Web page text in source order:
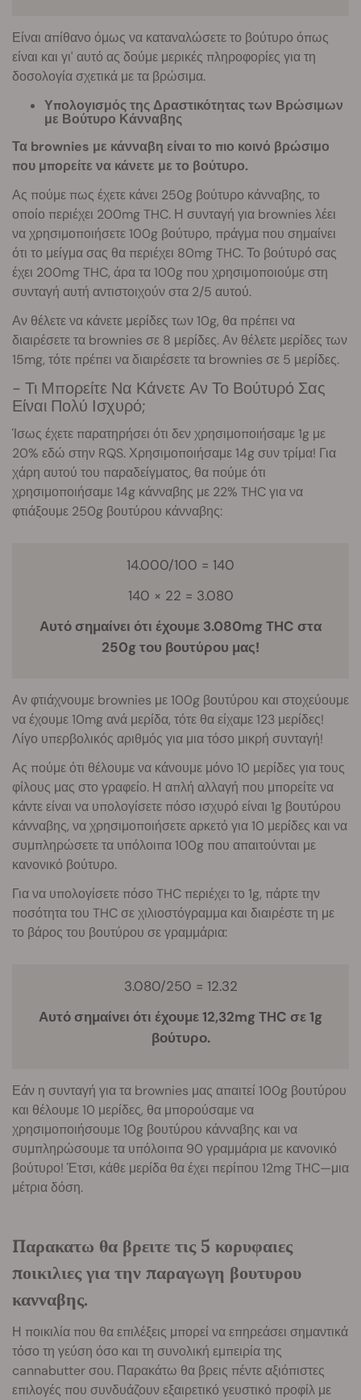
Είναι απίθανο όμως να καταναλώσετε το βούτυρο όπως
είναι και γι' αυτό ας δούμε μερικές πληροφορίες για τη
δοσολογία σχετικά με τα βρώσιμα.
Υπολογισμός της Δραστικότητας των Βρώσιμων
με Βούτυρο Κάνναβης
Τα brownies με κάνναβη είναι το πιο κοινό βρώσιμο
που μπορείτε να κάνετε με το βούτυρο.
Ας πούμε πως έχετε κάνει 250g βούτυρο κάνναβης, το
οποίο περιέχει 200mg THC. Η συνταγή για brownies λέει
να χρησιμοποιήσετε 100g βούτυρο, πράγμα που σημαίνει
ότι το μείγμα σας θα περιέχει 80mg THC. Το βούτυρό σας
έχει 200mg THC, άρα τα 100g που χρησιμοποιούμε στη
συνταγή αυτή αντιστοιχούν στα 2/5 αυτού.
Αν θέλετε να κάνετε μερίδες των 10g, θα πρέπει να
διαιρέσετε τα brownies σε 8 μερίδες. Αν θέλετε μερίδες των
15mg, τότε πρέπει να διαιρέσετε τα brownies σε 5 μερίδες.
- Τι Μπορείτε Να Κάνετε Αν Το Βούτυρό Σας
Είναι Πολύ Ισχυρό;
Ίσως έχετε παρατηρήσει ότι δεν χρησιμοποιήσαμε 1g με
20% εδώ στην RQS. Χρησιμοποιήσαμε 14g συν τρίμα! Για
χάρη αυτού του παραδείγματος, θα πούμε ότι
χρησιμοποιήσαμε 14g κάνναβης με 22% THC για να
φτιάξουμε 250g βουτύρου κάνναβης:
14.000/100 = 140
140 × 22 = 3.080
Αυτό σημαίνει ότι έχουμε 3.080mg THC στα
250g του βουτύρου μας!
Αν φτιάχνουμε brownies με 100g βουτύρου και στοχεύουμε
να έχουμε 10mg ανά μερίδα, τότε θα είχαμε 123 μερίδες!
Λίγο υπερβολικός αριθμός για μια τόσο μικρή συνταγή!
Ας πούμε ότι θέλουμε να κάνουμε μόνο 10 μερίδες για τους
φίλους μας στο γραφείο. Η απλή αλλαγή που μπορείτε να
κάντε είναι να υπολογίσετε πόσο ισχυρό είναι 1g βουτύρου
κάνναβης, να χρησιμοποιήσετε αρκετό για 10 μερίδες και να
συμπληρώσετε τα υπόλοιπα 100g που απαιτούνται με
κανονικό βούτυρο.
Για να υπολογίσετε πόσο THC περιέχει το 1g, πάρτε την
ποσότητα του THC σε χιλιοστόγραμμα και διαιρέστε τη με
το βάρος του βουτύρου σε γραμμάρια:
3.080/250 = 12.32
Αυτό σημαίνει ότι έχουμε 12,32mg THC σε 1g
βούτυρο.
Εάν η συνταγή για τα brownies μας απαιτεί 100g βουτύρου
και θέλουμε 10 μερίδες, θα μπορούσαμε να
χρησιμοποιήσουμε 10g βουτύρου κάνναβης και να
συμπληρώσουμε τα υπόλοιπα 90 γραμμάρια με κανονικό
βούτυρο! Έτσι, κάθε μερίδα θα έχει περίπου 12mg THC—μια
μέτρια δόση.
Παρακατω θα βρειτε τις 5 κορυφαιες
ποικιλιες για την παραγωγη βουτυρου
κανναβης.
Η ποικιλία που θα επιλέξεις μπορεί να επηρεάσει σημαντικά
τόσο τη γεύση όσο και τη συνολική εμπειρία της
cannabutter σου. Παρακάτω θα βρεις πέντε αξιόπιστες
επιλογές που συνδυάζουν εξαιρετικό γευστικό προφίλ με